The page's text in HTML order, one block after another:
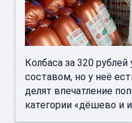
Колбаса за 320
составом, но у неё
делят впечатление
категории «дёшево и